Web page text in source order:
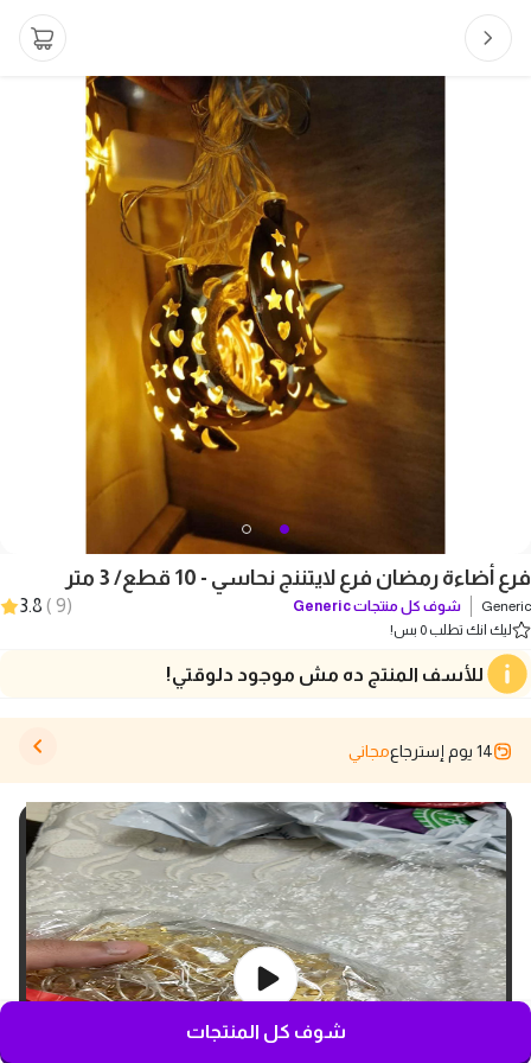
فرع أضاءة رمضان فرع لايتننج نحاسي - 10 قطع/ 3 متر
Generic شوف كل منتجاتGeneric
(
9
)
3.8
ليك انك تطلب 0 بس!
للأسف المنتج ده مش موجود دلوقتي!
14 يوم إسترجاع مجاني
شوف كل المنتجات